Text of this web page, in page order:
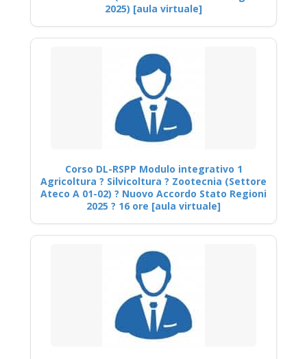
2025) [aula virtuale]
Corso DL-RSPP Modulo integrativo 1
Agricoltura ? Silvicoltura ? Zootecnia (Settore
Ateco A 01-02) ? Nuovo Accordo Stato Regioni
2025 ? 16 ore [aula virtuale]